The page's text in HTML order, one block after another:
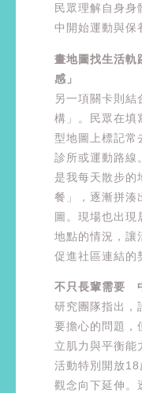
民眾理解自身身
中開始運動與保
畫地圖找生活
感」
另一項關卡則結
構」。民眾在填
型地圖上標記常
診所或運動路線
是我每天散步的
餐」，逐漸拼湊
圖。現場也出現
地點的情況，讓
促進社區連結的
不只長輩需要
研究團隊指出，
要擔心的問題，
立肌力與平衡能
活動特別開放
觀念向下延伸。